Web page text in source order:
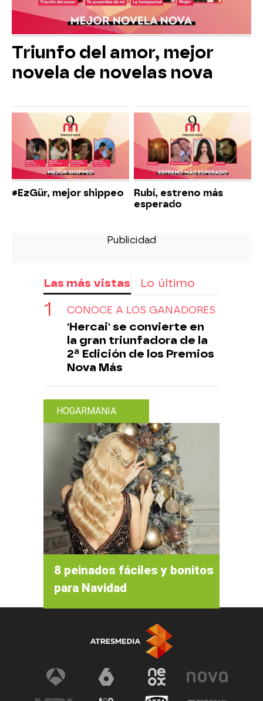
Triunfo del amor, mejor
novela de novelas nova
#EzGür, mejor shippeo
Rubí, estreno más
esperado
Las más vistas Lo último
CONOCE A LOS GANADORES
'Hercai' se convierte en
la gran triunfadora de la
2ª Edición de los Premios
Nova Más
HOGARMANIA
8 peinados fáciles y bonitos
para Navidad